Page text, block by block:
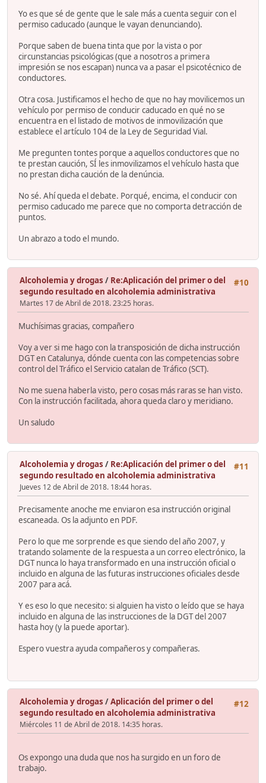
Yo es que sé de gente que le sale más a cuenta seguir con el
permiso caducado (aunque le vayan denunciando).
Porque saben de buena tinta que por la vista o por
circunstancias psicológicas (que a nosotros a primera
impresión se nos escapan) nunca va a pasar el psicotécnico de
conductores.
Otra cosa. Justificamos el hecho de que no hay movilicemos un
vehículo por permiso de conducir caducado en qué no se
encuentra en el listado de motivos de inmovilización que
establece el artículo 104 de la Ley de Seguridad Vial.
Me pregunten tontes porque a aquellos conductores que no
te prestan caución, SÍ les inmovilizamos el vehículo hasta que
no prestan dicha caución de la denúncia.
No sé. Ahí queda el debate. Porqué, encima, el conducir con
permiso caducado me parece que no comporta detracción de
puntos.
Un abrazo a todo el mundo.
#10
Alcoholemia y drogas / Re:Aplicación del primer o del
segundo resultado en alcoholemia administrativa
Martes 17 de Abril de 2018. 23:25 horas.
Muchísimas gracias, compañero
Voy a ver si me hago con la transposición de dicha instrucción
DGT en Catalunya, dónde cuenta con las competencias sobre
control del Tráfico el Servicio catalan de Tráfico (SCT).
No me suena haberla visto, pero cosas más raras se han visto.
Con la instrucción facilitada, ahora queda claro y meridiano.
Un saludo
#11
Alcoholemia y drogas / Re:Aplicación del primer o del
segundo resultado en alcoholemia administrativa
Jueves 12 de Abril de 2018. 18:44 horas.
Precisamente anoche me enviaron esa instrucción original
escaneada. Os la adjunto en PDF.
Pero lo que me sorprende es que siendo del año 2007, y
tratando solamente de la respuesta a un correo electrónico, la
DGT nunca lo haya transformado en una instrucción oficial o
incluido en alguna de las futuras instrucciones oficiales desde
2007 para acá.
Y es eso lo que necesito: si alguien ha visto o leído que se haya
incluido en alguna de las instrucciones de la DGT del 2007
hasta hoy (y la puede aportar).
Espero vuestra ayuda compañeros y compañeras.
#12
Alcoholemia y drogas /Aplicación del primer o del
segundo resultado en alcoholemia administrativa
Miércoles 11 de Abril de 2018. 14:35 horas.
Os expongo una duda que nos ha surgido en un foro de
trabajo.